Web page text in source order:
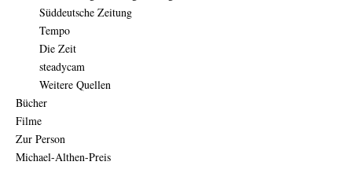
Süddeutsche Zeitung
Tempo
Die Zeit
steadycam
Weitere Quellen
Bücher
Filme
Zur Person
Michael-Althen-Preis